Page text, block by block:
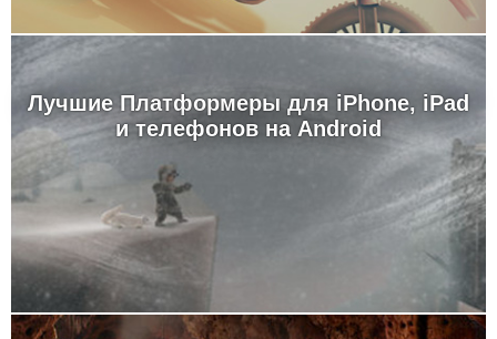
Лучшие Платформеры для iPhone, iPad
и телефонов на Android